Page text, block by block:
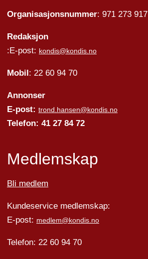
Organisasjonsnummer: 971 273 917
Redaksjon
:E-post: kondis@kondis.no
Mobil: 22 60 94 70
Annonser
E-post: trond.hansen@kondis.no
Telefon: 41 27 84 72
Medlemskap
Bli medlem
Kundeservice medlemskap:
E-post: medlem@kondis.no
Telefon: 22 60 94 70